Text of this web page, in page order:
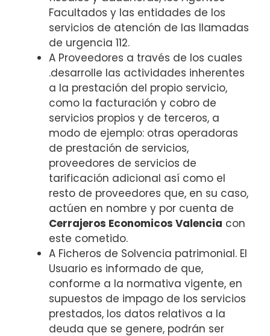
Facultados y las entidades de los
servicios de atención de las llamadas
de urgencia 112.
A Proveedores a través de los cuales
.desarrolle las actividades inherentes
a la prestación del propio servicio,
como la facturación y cobro de
servicios propios y de terceros, a
modo de ejemplo: otras operadoras
de prestación de servicios,
proveedores de servicios de
tarificación adicional así como el
resto de proveedores que, en su caso,
actúen en nombre y por cuenta de
Cerrajeros Economicos Valencia con
este cometido.
A Ficheros de Solvencia patrimonial. El
Usuario es informado de que,
conforme a la normativa vigente, en
supuestos de impago de los servicios
prestados, los datos relativos a la
deuda que se genere, podrán ser